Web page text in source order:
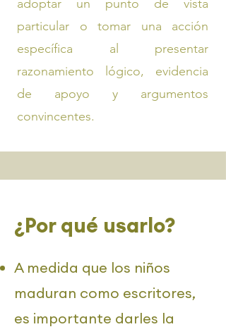
adoptar un punto de vista
particular o tomar una acción
específica al presentar
razonamiento lógico, evidencia
de apoyo y argumentos
convincentes.
¿Por qué usarlo?
A medida que los niños
maduran como escritores,
es importante darles la